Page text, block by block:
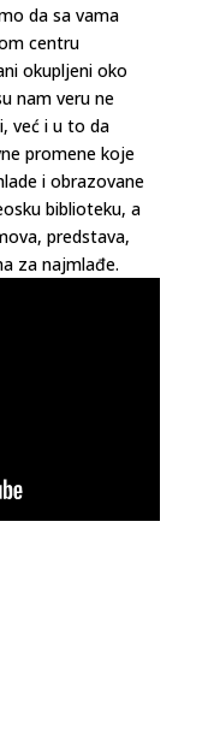
da sa vama
centru
okupljeni oko
nam veru ne
već i u to da
promene koje
i obrazovane
biblioteku, a
predstava,
za najmlađe.